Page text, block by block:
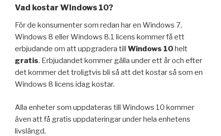
Vad kostar Windows 10?
För de konsumenter som redan har en Windows 7,
Windows 8 eller Windows 8.1 licens kommer få ett
erbjudande om att uppgradera till Windows 10helt
gratis. Erbjudandet kommer gälla under ett år och efter
det kommer det troligtvis bli så att det kostar så som en
Windows 8 licens idag kostar.
Alla enheter som uppdateras till Windows 10 kommer
även att få gratis uppdateringar under hela enhetens
livslängd.